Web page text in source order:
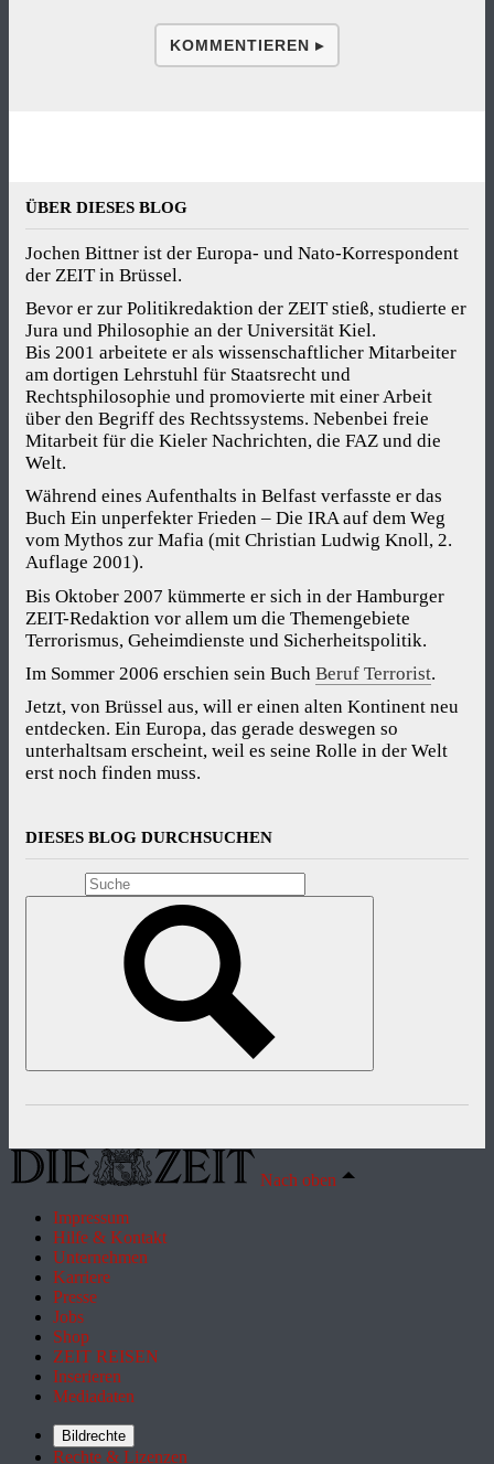
KOMMENTIEREN ▸
ÜBER DIESES BLOG
Jochen Bittner ist der Europa- und Nato-Korrespondent
der ZEIT in Brüssel.
Bevor er zur Politikredaktion der ZEIT stieß, studierte er
Jura und Philosophie an der Universität Kiel.
Bis 2001 arbeitete er als wissenschaftlicher Mitarbeiter
am dortigen Lehrstuhl für Staatsrecht und
Rechtsphilosophie und promovierte mit einer Arbeit
über den Begriff des Rechtssystems. Nebenbei freie
Mitarbeit für die Kieler Nachrichten, die FAZ und die
Welt.
Während eines Aufenthalts in Belfast verfasste er das
Buch Ein unperfekter Frieden – Die IRA auf dem Weg
vom Mythos zur Mafia (mit Christian Ludwig Knoll, 2.
Auflage 2001).
Bis Oktober 2007 kümmerte er sich in der Hamburger
ZEIT-Redaktion vor allem um die Themengebiete
Terrorismus, Geheimdienste und Sicherheitspolitik.
Im Sommer 2006 erschien sein Buch Beruf Terrorist.
Jetzt, von Brüssel aus, will er einen alten Kontinent neu
entdecken. Ein Europa, das gerade deswegen so
unterhaltsam erscheint, weil es seine Rolle in der Welt
erst noch finden muss.
DIESES BLOG DURCHSUCHEN
Nach oben
Impressum
Hilfe & Kontakt
Unternehmen
Karriere
Presse
Jobs
Shop
ZEIT REISEN
Inserieren
Mediadaten
Bildrechte
Rechte & Lizenzen